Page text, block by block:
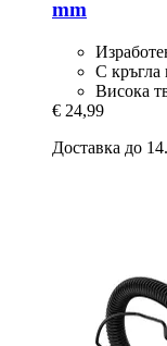
mm
С кръгла
Висока
€ 24,99
Доставка до